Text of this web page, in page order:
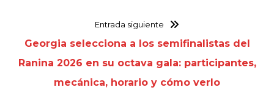
Entrada siguiente
Georgia selecciona a los semifinalistas del
Ranina 2026 en su octava gala: participantes,
mecánica, horario y cómo verlo